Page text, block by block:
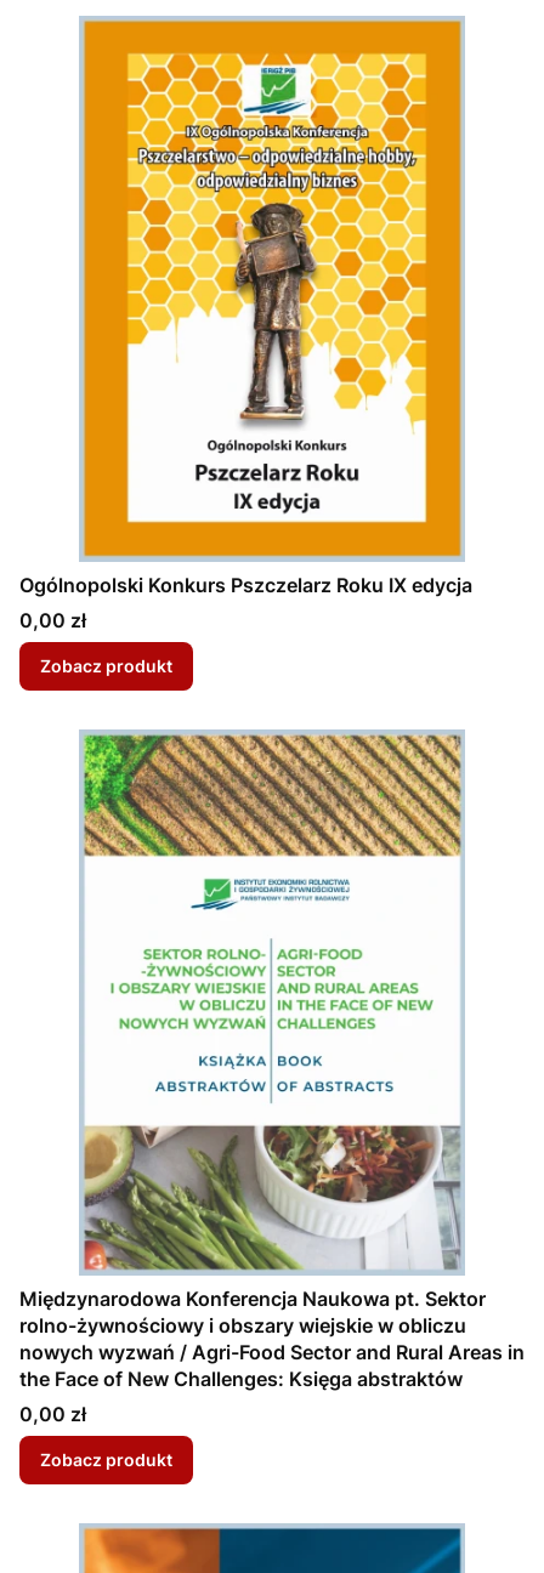
Ogólnopolski Konkurs Pszczelarz Roku IX edycja
Cena
0,00 zł
Zobacz produkt
Międzynarodowa Konferencja Naukowa pt. Sektor
rolno-żywnościowy i obszary wiejskie w obliczu
nowych wyzwań / Agri-Food Sector and Rural Areas in
the Face of New Challenges: Księga abstraktów
Cena
0,00 zł
Zobacz produkt